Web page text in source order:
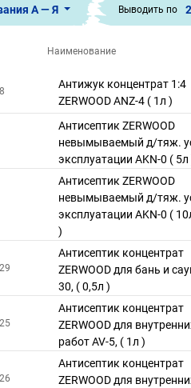
А — Я Выводить по
Наименование
Антижук концентрат 1:4
ZERWOOD ANZ-4 ( 1л )
Антисептик ZERWOOD
невымываемый д/тяж.
эксплуатации AKN-0 ( 5л
Антисептик ZERWOOD
невымываемый д/тяж.
эксплуатации AKN-0 (
)
Антисептик концентрат
ZERWOOD для бань и
30, ( 0,5л )
Антисептик концентрат
ZERWOOD для
работ AV-5, ( 1л )
Антисептик концентрат
ZERWOOD для